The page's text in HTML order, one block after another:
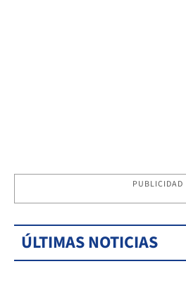
PUBLICIDAD
ÚLTIMAS NOTICIAS